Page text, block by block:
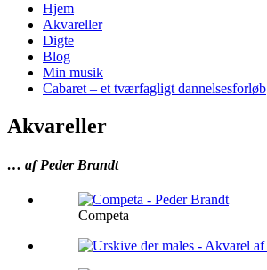
Hjem
Akvareller
Digte
Blog
Min musik
Cabaret – et tværfagligt dannelsesforløb
Akvareller
… af Peder Brandt
Competa